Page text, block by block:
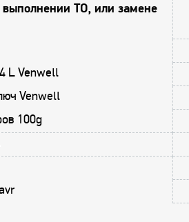
ТО, или замене
L Venwell
Venwell
100g